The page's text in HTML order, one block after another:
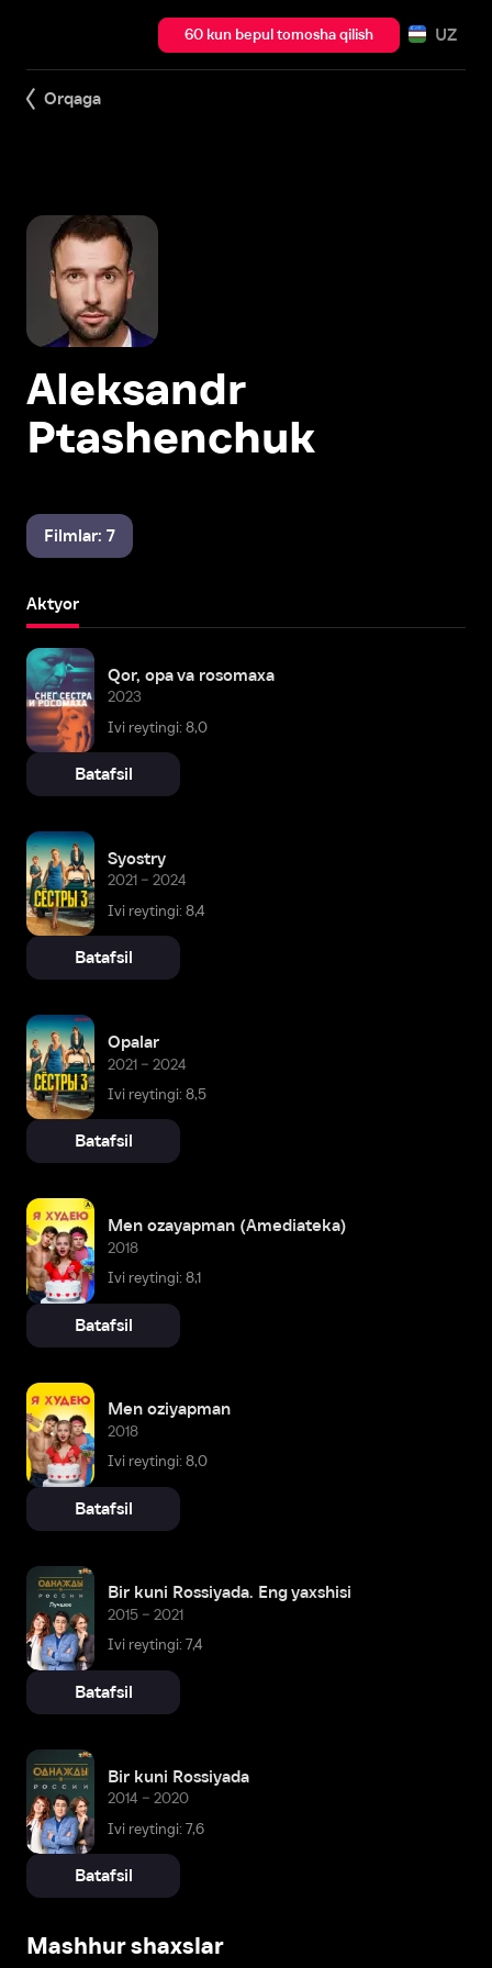
60 kun bepul tomosha qilish UZ
Orqaga
Aleksandr
Ptashenchuk
Filmlar: 7
Aktyor
Qor, opa va rosomaxa
2023
Ivi reytingi: 8,0
Batafsil
Syostry
2021 – 2024
Ivi reytingi: 8,4
Batafsil
Opalar
2021 – 2024
Ivi reytingi: 8,5
Batafsil
Men ozayapman (Amediateka)
2018
Ivi reytingi: 8,1
Batafsil
Men oziyapman
2018
Ivi reytingi: 8,0
Batafsil
Bir kuni Rossiyada. Eng yaxshisi
2015 – 2021
Ivi reytingi: 7,4
Batafsil
Bir kuni Rossiyada
2014 – 2020
Ivi reytingi: 7,6
Batafsil
Mashhur shaxslar